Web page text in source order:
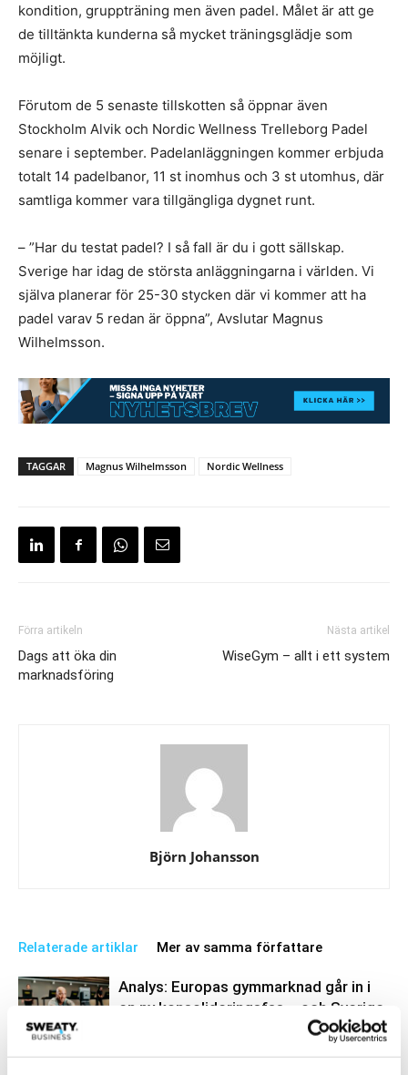
kondition, gruppträning men även padel. Målet är att ge
de tilltänkta kunderna så mycket träningsglädje som
möjligt.
Förutom de 5 senaste tillskotten så öppnar även
Stockholm Alvik och Nordic Wellness Trelleborg Padel
senare i september. Padelanläggningen kommer erbjuda
totalt 14 padelbanor, 11 st inomhus och 3 st utomhus, där
samtliga kommer vara tillgängliga dygnet runt.
– ”Har du testat padel? I så fall är du i gott sällskap.
Sverige har idag de största anläggningarna i världen. Vi
själva planerar för 25-30 stycken där vi kommer att ha
padel varav 5 redan är öppna”, Avslutar Magnus
Wilhelmsson.
TAGGAR Magnus Wilhelmsson Nordic Wellness
Förra artikeln
Dags att öka din
marknadsföring
Nästa artikel
WiseGym – allt i ett system
Björn Johansson
Relaterade artiklar Mer av samma författare
Business
Analys: Europas gymmarknad går in i
en ny konsolideringsfas – och Sverige